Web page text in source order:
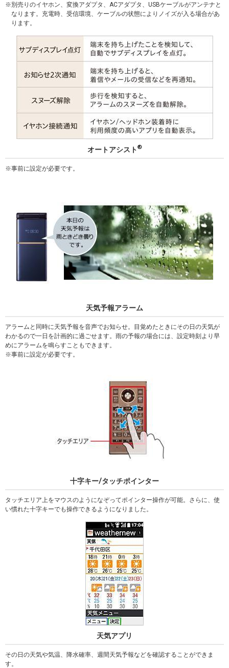
別売りのイヤホン、変換アダプタ、ACアダプタ、USBケーブルがアンテナと
なります。充電時、受信環境、ケーブルの状態によりノイズが入る場合があ
ります。
オートアシスト®
事前に設定が必要です。
天気予報アラーム
アラームと同時に天気予報を音声でお知らせ。目覚めたときにその日の天気が
わかるので一日を計画的に過ごせます。雨の予報の場合には、設定時刻より早
めにアラームを鳴らすこともできます。
事前に設定が必要です。
十字キー/タッチポインター
タッチエリア上をマウスのようになぞってポインター操作が可能。さらに、使
い慣れた十字キーでも操作できるようになりました。
天気アプリ
その日の天気や気温、降水確率、週間天気予報などを確認することができま
す。